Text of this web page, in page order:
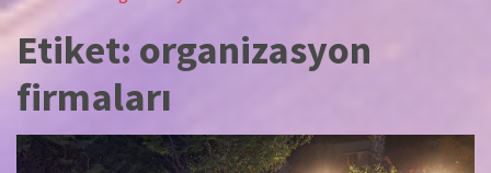
Etiket: organizasyon
firmaları